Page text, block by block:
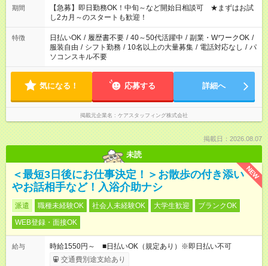
期間
【急募】即日勤務OK！中旬～など開始日相談可 ★まずはお試
し2カ月～のスタートも歓迎！
特徴 日払いOK / 履歴書不要 / 40～50代活躍中 / 副業・WワークOK /
服装自由 / シフト勤務 / 10名以上の大量募集 / 電話対応なし / パ
ソコンスキル不要
気になる！ 応募する 詳細へ
掲載元企業名 ケアスタッフィング株式会社
掲載日：2026.08.07
未読
NEW
＜最短3日後にお仕事決定！＞お散歩の付き添い
やお話相手など！入浴介助ナシ
派遣 職種未経験OK 社会人未経験OK 大学生歓迎
ブランクOK
WEB登録・面接OK
給与
時給1550円～ ■日払いOK（規定あり）※即日払い不可
交通費別途支給あり